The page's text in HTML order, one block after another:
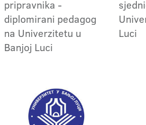
pripravnika -
diplomirani pedagog
na Univerzitetu u
Banjoj Luci
Luci